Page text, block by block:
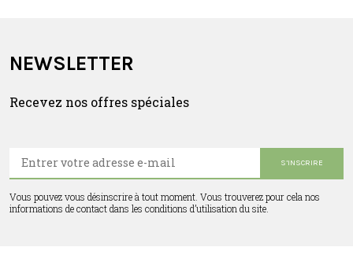
NEWSLETTER
Recevez nos offres spéciales
mail:
Vous pouvez vous désinscrire à tout moment. Vous trouverez pour cela nos
informations de contact dans les conditions d’utilisation du site.